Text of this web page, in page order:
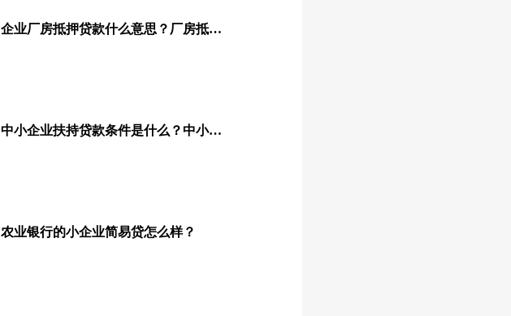
企业厂房抵押贷款什么意思？厂房抵押贷款怎么贷？
中小企业扶持贷款条件是什么？中小型企业扶持贷款怎么办理呢
农业银行的小企业简易贷怎么样？